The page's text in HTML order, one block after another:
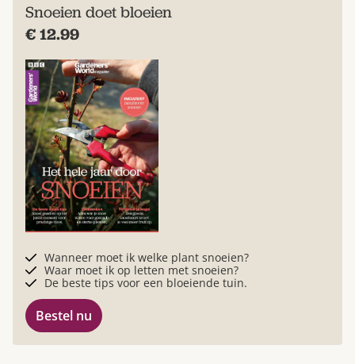
Snoeien doet bloeien
€ 12.99
Wanneer moet ik welke plant snoeien?
Waar moet ik op letten met snoeien?
De beste tips voor een bloeiende tuin.
Bestel nu